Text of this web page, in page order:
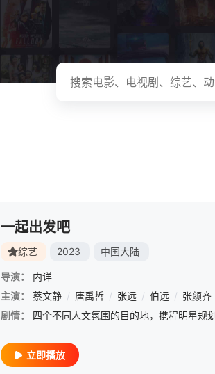
一起出发吧
综艺 2023 中国大陆
导演：
内详
主演：
蔡文静 / 唐禹哲 / 张远 / 伯远 / 张颜齐
剧情：
立即播放